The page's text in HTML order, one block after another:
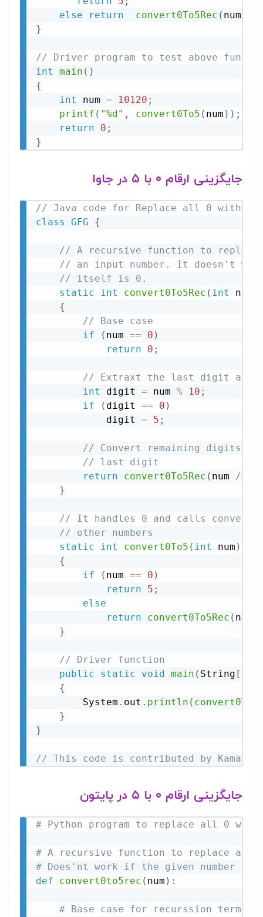
else
return convert0To5Rec ( num
}
// Driver program to test above
int
main ( )
{
int
num = 10120 ;
printf ( "%d" , convert0To5 ( num ) ) ;
return
0 ;
}
جایگزینی ارقام ۰ با ۵ در جاوا
// Java code for Replace all 0 with 5
class
GFG {
// A recursive function to
// an input number. It doesn't
// itself is 0.
static
int convert0To5Rec ( int num
{
// Base case
if
( num == 0 )
return
0 ;
// Extraxt the last digit and
int
digit = num % 10 ;
if
( digit == 0 )
            digit
= 5 ;
// Convert remaining digits
// last digit
return
convert0To5Rec ( num /
}
// It handles 0 and calls
// other numbers
static
int convert0To5 ( int num )
{
if
( num == 0 )
return
5 ;
else
return
convert0To5Rec ( num
}
// Driver function
public
static void main ( String [
{
        System
. out . println ( convert0To5
}
}
// This code is contributed by Kamal
جایگزینی ارقام ۰ با ۵ در پایتون
# Python program to replace all 0
# A recursive function to replace all
# Does'nt work if the given number
def
convert0to5rec ( num ) :
# Base case for recurssion